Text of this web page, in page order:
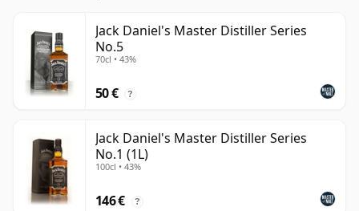
Jack Daniel's Master Distiller Series
No.5
70cl • 43%
50 € ?
Jack Daniel's Master Distiller Series
No.1 (1L)
100cl • 43%
146 € ?